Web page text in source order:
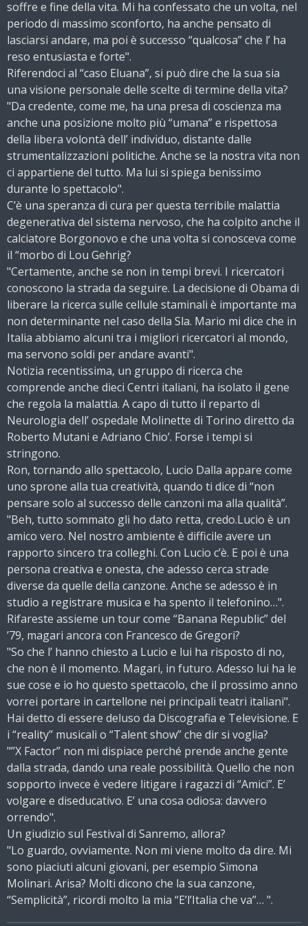
soffre e fine della vita. Mi ha confessato che un volta, nel
periodo di massimo sconforto, ha anche pensato di
lasciarsi andare, ma poi è successo “qualcosa” che l’ ha
reso entusiasta e forte".
Riferendoci al “caso Eluana”, si può dire che la sua sia
una visione personale delle scelte di termine della vita?
"Da credente, come me, ha una presa di coscienza ma
anche una posizione molto più “umana” e rispettosa
della libera volontà dell’ individuo, distante dalle
strumentalizzazioni politiche. Anche se la nostra vita non
ci appartiene del tutto. Ma lui si spiega benissimo
durante lo spettacolo".
C’è una speranza di cura per questa terribile malattia
degenerativa del sistema nervoso, che ha colpito anche il
calciatore Borgonovo e che una volta si conosceva come
il “morbo di Lou Gehrig?
"Certamente, anche se non in tempi brevi. I ricercatori
conoscono la strada da seguire. La decisione di Obama di
liberare la ricerca sulle cellule staminali è importante ma
non determinante nel caso della Sla. Mario mi dice che in
Italia abbiamo alcuni tra i migliori ricercatori al mondo,
ma servono soldi per andare avanti".
Notizia recentissima, un gruppo di ricerca che
comprende anche dieci Centri italiani, ha isolato il gene
che regola la malattia. A capo di tutto il reparto di
Neurologia dell’ ospedale Molinette di Torino diretto da
Roberto Mutani e Adriano Chio’. Forse i tempi si
stringono.
Ron, tornando allo spettacolo, Lucio Dalla appare come
uno sprone alla tua creatività, quando ti dice di “non
pensare solo al successo delle canzoni ma alla qualità”.
"Beh, tutto sommato gli ho dato retta, credo.Lucio è un
amico vero. Nel nostro ambiente è difficile avere un
rapporto sincero tra colleghi. Con Lucio c’è. E poi è una
persona creativa e onesta, che adesso cerca strade
diverse da quelle della canzone. Anche se adesso è in
studio a registrare musica e ha spento il telefonino…".
Rifareste assieme un tour come “Banana Republic” del
’79, magari ancora con Francesco de Gregori?
"So che l’ hanno chiesto a Lucio e lui ha risposto di no,
che non è il momento. Magari, in futuro. Adesso lui ha le
sue cose e io ho questo spettacolo, che il prossimo anno
vorrei portare in cartellone nei principali teatri italiani".
Hai detto di essere deluso da Discografia e Televisione. E
i “reality” musicali o “Talent show” che dir si voglia?
"”X Factor” non mi dispiace perché prende anche gente
dalla strada, dando una reale possibilità. Quello che non
sopporto invece è vedere litigare i ragazzi di “Amici”. E’
volgare e diseducativo. E’ una cosa odiosa: davvero
orrendo".
Un giudizio sul Festival di Sanremo, allora?
"Lo guardo, ovviamente. Non mi viene molto da dire. Mi
sono piaciuti alcuni giovani, per esempio Simona
Molinari. Arisa? Molti dicono che la sua canzone,
“Semplicità”, ricordi molto la mia “E’l’Italia che va”… ".